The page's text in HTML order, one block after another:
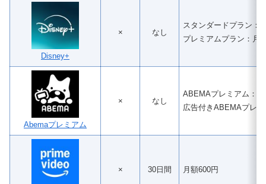
Disney+
× なし
スタンダードプラン：
プレミアムプラン：月
Abemaプレミアム
× なし
ABEMAプレミアム：
広告付きABEMAプレ
× 30日間 月額600円